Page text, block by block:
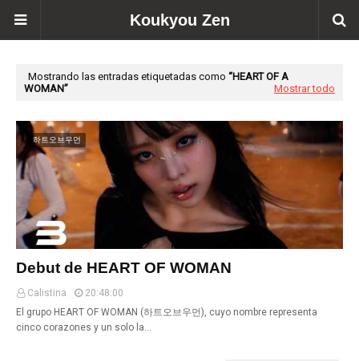
Koukyou Zen
Mostrando las entradas etiquetadas como
HEART OF A
WOMAN
Mostrar todo
하트오브우먼
Debut de HEART OF WOMAN
Calistina
20:48:00
El grupo HEART OF WOMAN (하트오브우먼), cuyo nombre representa
cinco corazones y un solo la…